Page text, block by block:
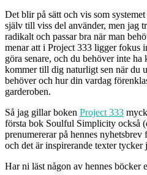
Det blir på sätt och vis som
själv till viss del använder, men jag
radikalt och passar bra när man
menar att i Project 333 ligger fokus
göra senare, och du behöver inte ha
kommer till dig naturligt sen när du
behöver och hur din vardag
garderoben.
Så jag gillar boken Project 333
första bok Soulful Simplicity också
prenumererar på hennes nyhetsbrev
och det är inspirerande texter tycker
Har ni läst någon av hennes böcker